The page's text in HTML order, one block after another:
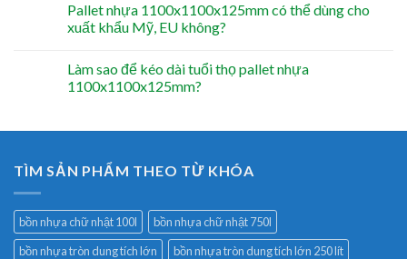
Pallet nhựa 1100x1100x125mm có thể dùng cho
xuất khẩu Mỹ, EU không?
Làm sao để kéo dài tuổi thọ pallet nhựa
1100x1100x125mm?
TÌM SẢN PHẨM THEO TỪ KHÓA
bồn nhựa chữ nhật 100l
bồn nhựa chữ nhật 750l
bồn nhựa tròn dung tích lớn
bồn nhựa tròn dung tích lớn 250 lít